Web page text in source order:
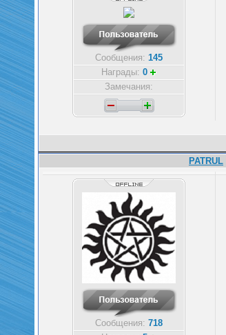
Сообщения: 145
Награды: 0
Замечания:
PATRUL
Сообщения: 718